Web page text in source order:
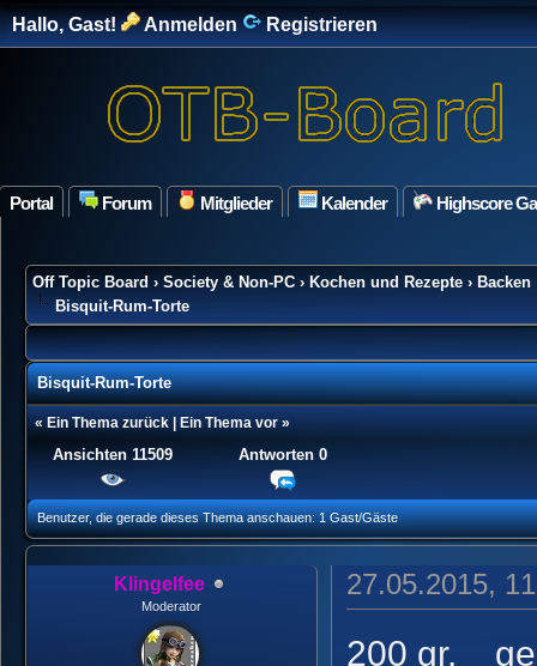
Hallo, Gast! Anmelden Registrieren
Portal Forum Mitglieder Kalender Highscore
Off Topic Board › Society & Non-PC › Kochen und Rezepte › Backen
Bisquit-Rum-Torte
Bisquit-Rum-Torte
«Ein Thema zurück|Ein Thema vor »
Ansichten 11509 Antworten 0
- 0 im Durchschnitt
Benutzer, die gerade dieses Thema anschauen: 1 Gast/Gäste
Klingelfee
Moderator
27.05.2015,
200 gr.